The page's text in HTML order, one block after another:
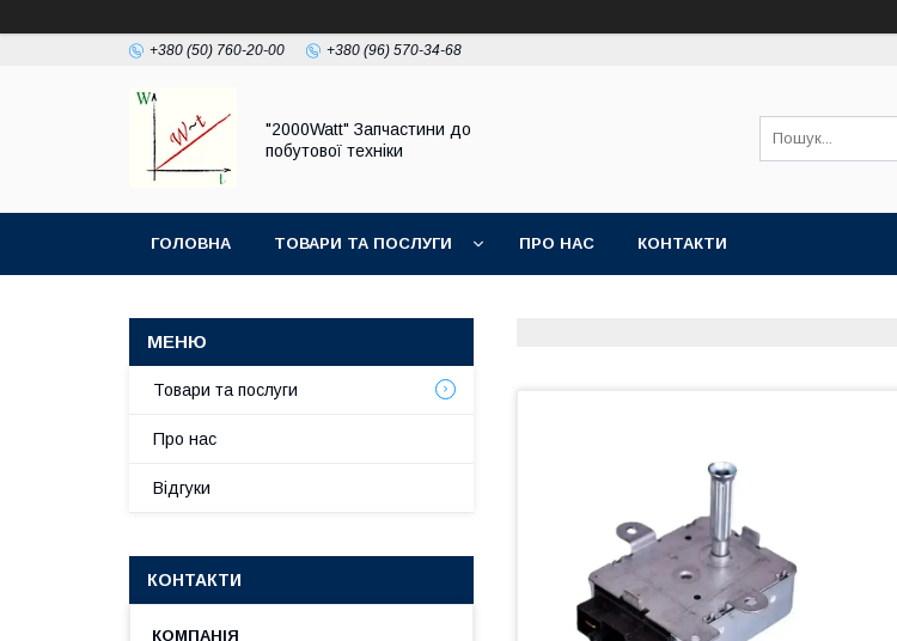
+380 (50) 760-20-00 +380 (96) 570-34-68
"2000Watt" Запчастини до
побутової техніки
ГОЛОВНА ТОВАРИ ТА ПОСЛУГИ ПРО НАС КОНТАКТИ
Товари та послуги
Про нас
Відгуки
КОНТАКТИ